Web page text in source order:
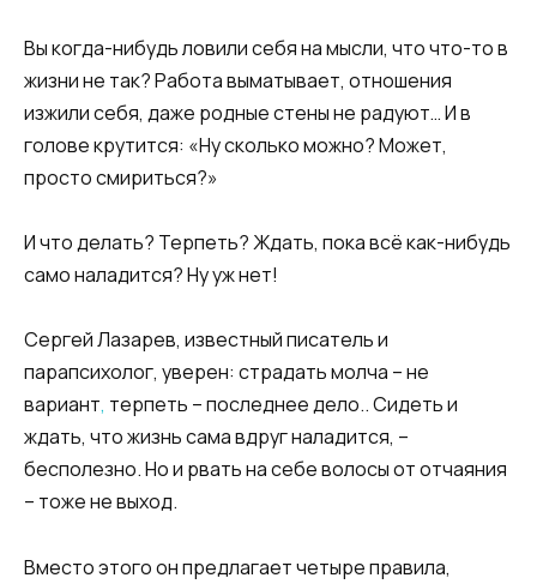
Вы когда-нибудь ловили себя на мысли, что что-то в
жизни не так? Работа выматывает, отношения
изжили себя, даже родные стены не радуют… И в
голове крутится: «Ну сколько можно? Может,
просто смириться?»
И что делать? Терпеть? Ждать, пока всё как-нибудь
само наладится? Ну уж нет!
Сергей Лазарев, известный писатель и
парапсихолог, уверен: страдать молча – не
вариант, терпеть – последнее дело.. Сидеть и
ждать, что жизнь сама вдруг наладится, –
бесполезно. Но и рвать на себе волосы от отчаяния
– тоже не выход.
Вместо этого он предлагает четыре правила,